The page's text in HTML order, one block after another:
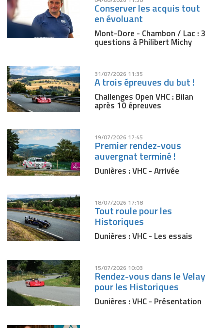
Conserver les acquis tout
en évoluant
Mont-Dore - Chambon / Lac : 3
questions à Philibert Michy
31/07/2026 11:35
A trois épreuves du but !
Challenges Open VHC : Bilan
après 10 épreuves
19/07/2026 17:45
Premier rendez-vous
auvergnat terminé !
Dunières : VHC - Arrivée
18/07/2026 17:18
Tout roule pour les
Historiques
Dunières : VHC - Les essais
15/07/2026 10:03
Rendez-vous dans le Velay
pour les Historiques
Dunières : VHC - Présentation